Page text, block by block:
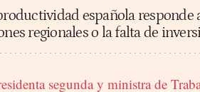
española responde
regionales o la falta de
segunda y ministra de